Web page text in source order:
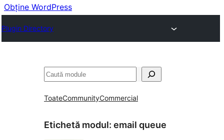
Obține WordPress
Plugin Directory
Caută
ToateCommunityCommercial
Etichetă modul: email queue